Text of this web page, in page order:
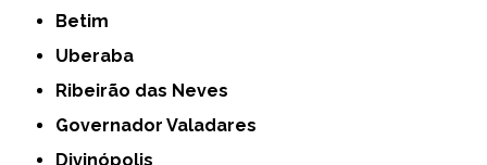
Betim
Uberaba
Ribeirão das Neves
Governador Valadares
Divinópolis